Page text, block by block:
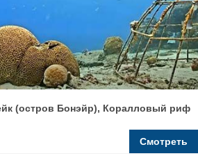
(остров Бонэйр), Коралловый риф
Смотреть